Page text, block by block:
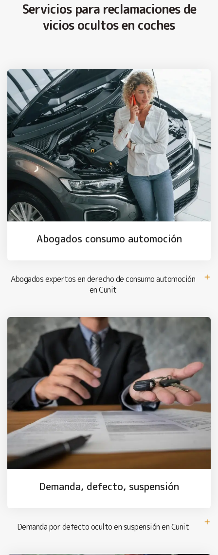
Servicios para reclamaciones de
vicios ocultos en coches
Abogados consumo automoción
Abogados expertos en derecho de consumo automoción
en Cunit
Demanda, defecto, suspensión
Demanda por defecto oculto en suspensión en Cunit